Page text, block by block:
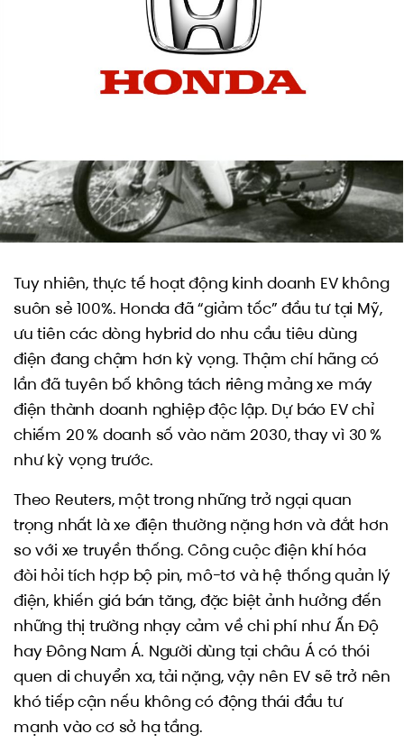
Tuy nhiên, thực tế hoạt động kinh doanh EV không
suôn sẻ 100%. Honda đã “giảm tốc” đầu tư tại Mỹ,
ưu tiên các dòng hybrid do nhu cầu tiêu dùng
điện đang chậm hơn kỳ vọng. Thậm chí hãng có
lần đã tuyên bố không tách riêng mảng xe máy
điện thành doanh nghiệp độc lập. Dự báo EV chỉ
chiếm 20 % doanh số vào năm 2030, thay vì 30 %
như kỳ vọng trước .
Theo Reuters, một trong những trở ngại quan
trọng nhất là xe điện thường nặng hơn và đắt hơn
so với xe truyền thống. Công cuộc điện khí hóa
đòi hỏi tích hợp bộ pin, mô-tơ và hệ thống quản lý
điện, khiến giá bán tăng, đặc biệt ảnh hưởng đến
những thị trường nhạy cảm về chi phí như Ấn Độ
hay Đông Nam Á. Người dùng tại châu Á có thói
quen di chuyển xa, tải nặng, vậy nên EV sẽ trở nên
khó tiếp cận nếu không có động thái đầu tư
mạnh vào cơ sở hạ tầng.